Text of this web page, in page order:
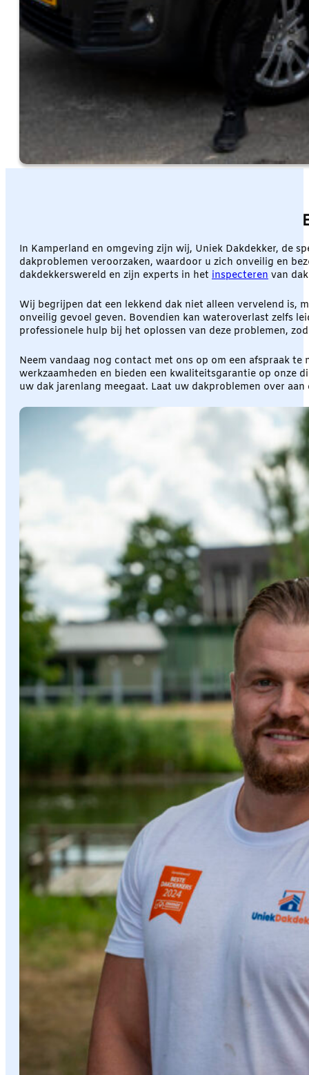
In Kamperland en omgeving zijn wij, Uniek Dakdekker, de
dakproblemen veroorzaken, waardoor u zich onveilig en
dakdekkerswereld en zijn experts in het inspecteren van
Wij begrijpen dat een lekkend dak niet alleen vervelend is,
onveilig gevoel geven. Bovendien kan wateroverlast zelfs
professionele hulp bij het oplossen van deze problemen,
Neem vandaag nog contact met ons op om een afspraak
werkzaamheden en bieden een kwaliteitsgarantie op onze
uw dak jarenlang meegaat. Laat uw dakproblemen over